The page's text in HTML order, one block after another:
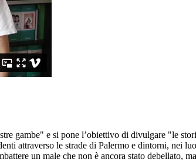
gambe" e si pone l’obiettivo di divulgare "le
attraverso le strade di Palermo e dintorni, nei
un male che non è ancora stato debellato,